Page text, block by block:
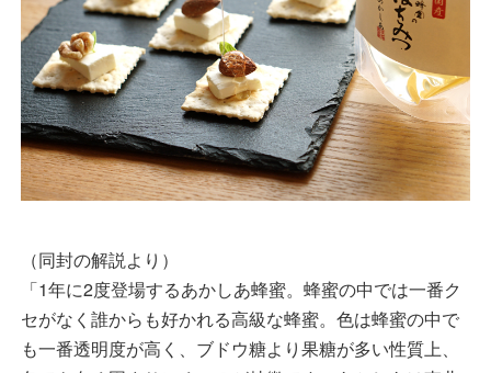
（同封の解説より）
「1年に2度登場するあかしあ蜂蜜。蜂蜜の中では一番ク
セがなく誰からも好かれる高級な蜂蜜。色は蜂蜜の中で
も一番透明度が高く、ブドウ糖より果糖が多い性質上、